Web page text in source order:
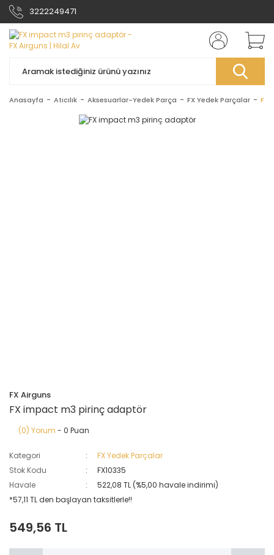
3222249471
Anasayfa Atıcılık Aksesuarlar-Yedek Parça FX Yedek Parçalar FX
FX Airguns
FX impact m3 pirinç adaptör
(0) Yorum - 0 Puan
Kategori
FX Yedek Parçalar
Stok Kodu
FX10335
Havale
522,08 TL (%5,00 havale indirimi)
*57,11 TL den başlayan taksitlerle!!
549,56 TL